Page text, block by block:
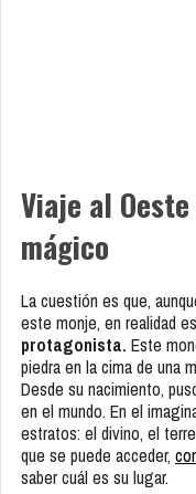
Viaje al
mágico
La cuestión es que,
este monje, en realidad
protagonista. Este
piedra en la cima de una
Desde su nacimiento,
en el mundo. En el
estratos: el divino, el
que se puede acceder,
saber cuál es su lugar.